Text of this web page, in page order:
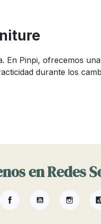
En Pinpi, ofrecemos
durante los
en Redes
FacebookYouTube